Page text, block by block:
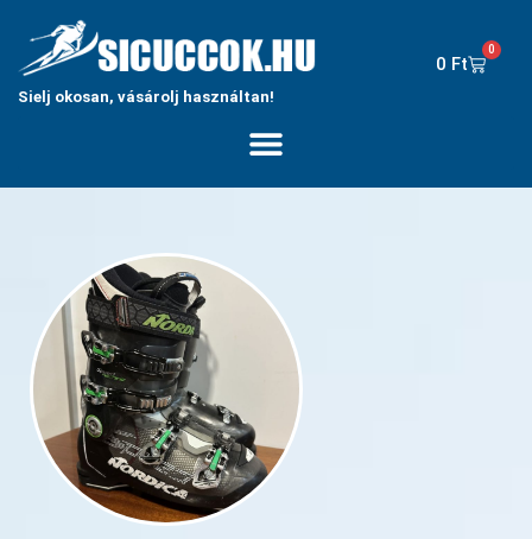
Sielj okosan, vásárolj használtan!
0 Ft
0